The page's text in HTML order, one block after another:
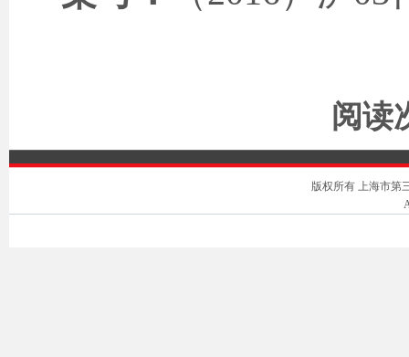
阅读
版权所有 上海市第